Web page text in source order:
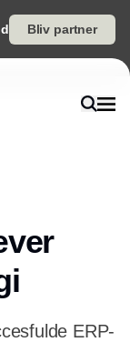
Bliv partner
ERP-